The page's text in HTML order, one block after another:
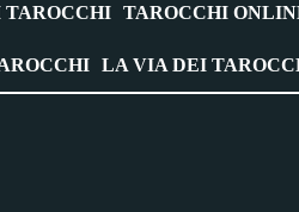
TAROCCHI TAROCCHI
LA VIA DEI